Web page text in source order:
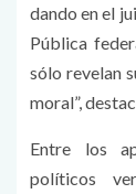
dando en el
Pública
sólo revelan
moral”,
Entre los
políticos